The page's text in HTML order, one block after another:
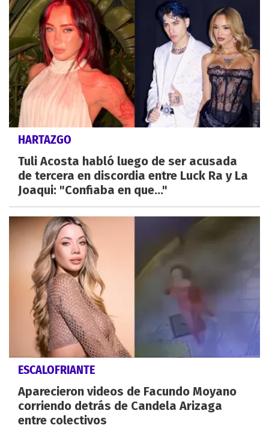
HARTAZGO
Tuli Acosta habló luego de ser acusada
de tercera en discordia entre Luck Ra y La
Joaqui: "Confiaba en que..."
ESCALOFRIANTE
Aparecieron videos de Facundo Moyano
corriendo detrás de Candela Arizaga
entre colectivos